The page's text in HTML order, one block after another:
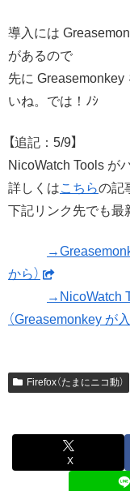
導入には
があるので
先に Greasemonkey
いね。では！ﾉｼ
【追記：5/9】
NicoWatch Tools が
詳しくはこちらの記
下記リンク先でも最
から）
→NicoWatch
（Greasemonkey が
Firefox（たまにニコ動）
X